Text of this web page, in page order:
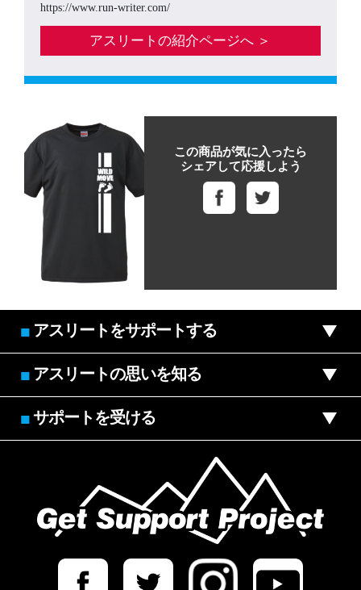
https://www.run-writer.com/
アスリートの紹介ページへ ＞
この商品が気に入ったら
シェアして応援しよう
■ アスリートをサポートする
■ アスリートの思いを知る
■サポートを受ける